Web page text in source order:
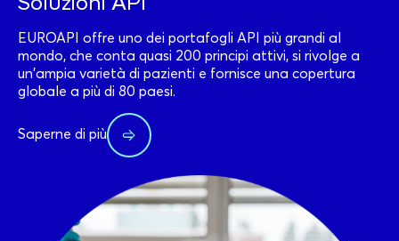
Soluzioni API
EUROAPI offre uno dei portafogli API più grandi al
mondo, che conta quasi 200 principi attivi, si rivolge a
un'ampia varietà di pazienti e fornisce una copertura
globale a più di 80 paesi.
Saperne di più